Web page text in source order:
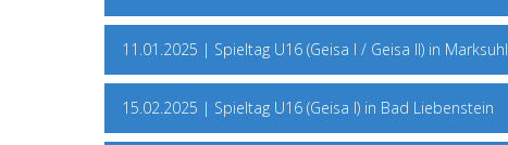
11.01.2025 | Spieltag U16 (Geisa I / Geisa II) in Marksuhl
15.02.2025 | Spieltag U16 (Geisa I) in Bad Liebenstein